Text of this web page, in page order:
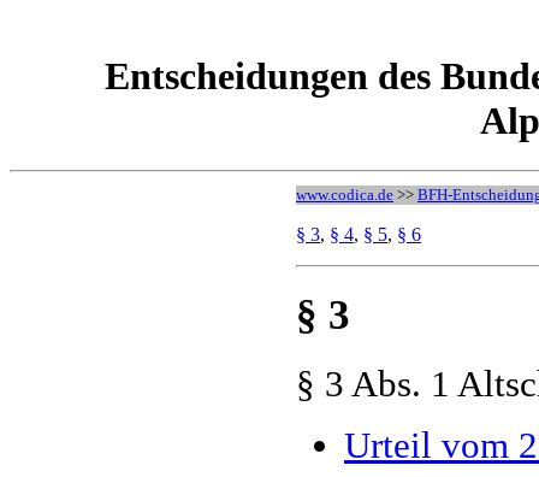
Entscheidungen des
www.codica.de >> BFH-
§ 3, § 4, § 5, § 6
§ 3
§ 3 Abs. 1
Urteil vom